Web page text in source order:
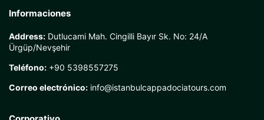
Informaciones
Address: Dutlucami Mah. Cingilli Bayır Sk. No: 24/A
Ürgüp/Nevşehir
Teléfono: +90 5398557275
Correo electrónico: info@istanbulcappadociatours.com